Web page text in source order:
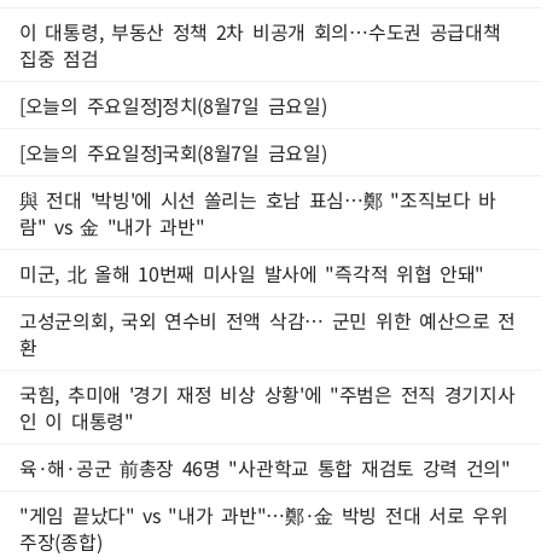
이 대통령, 부동산 정책 2차 비공개 회의…수도권 공급대책
집중 점검
[오늘의 주요일정]정치(8월7일 금요일)
[오늘의 주요일정]국회(8월7일 금요일)
與 전대 '박빙'에 시선 쏠리는 호남 표심…鄭 "조직보다 바
람" vs 金 "내가 과반"
미군, 北 올해 10번째 미사일 발사에 "즉각적 위협 안돼"
고성군의회, 국외 연수비 전액 삭감… 군민 위한 예산으로 전
환
국힘, 추미애 '경기 재정 비상 상황'에 "주범은 전직 경기지사
인 이 대통령"
육·해·공군 前총장 46명 "사관학교 통합 재검토 강력 건의"
"게임 끝났다" vs "내가 과반"…鄭·金 박빙 전대 서로 우위
주장(종합)